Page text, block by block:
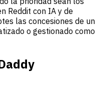
Reddit con IA y de
las concesiones de un
o gestionado como